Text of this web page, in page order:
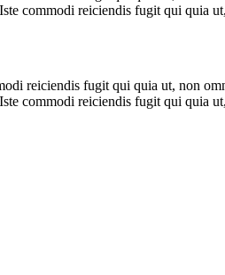
commodi reiciendis fugit qui
reiciendis fugit qui quia ut, non
commodi reiciendis fugit qui